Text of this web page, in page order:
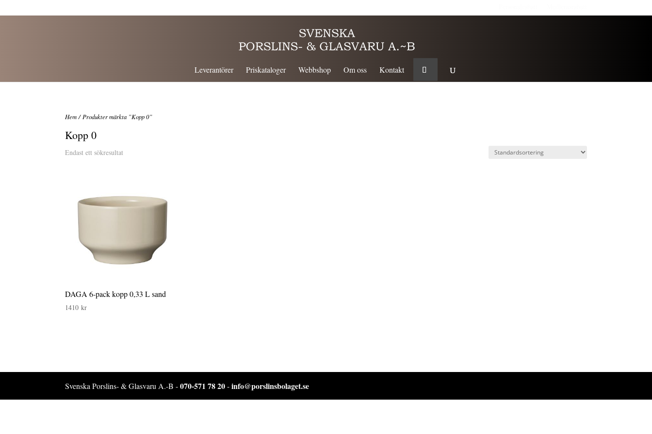
Leverantörer Priskataloger Webbshop Om oss Kontakt
Hem / Produkter märkta ”Kopp 0”
Kopp 0
Endast ett sökresultat
DAGA 6-pack kopp 0,33 L sand
1410kr
Svenska Porslins- & Glasvaru A.-B -070-571 78 20-info@porslinsbolaget.se